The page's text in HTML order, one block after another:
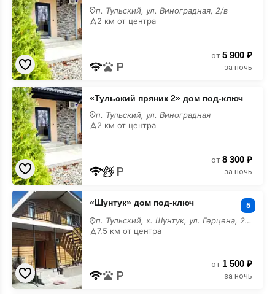
2»
дом
под-
ключ
п. Тульский, ул. Виноградная, 2/в
2 км от центра
от 5 900 ₽
за ночь
«Тульский
пряник
2»
дом
под-
ключ
«Тульский пряник 2» дом под-ключ
п. Тульский, ул. Виноградная
2 км от центра
от 8 300 ₽
за ночь
«Шунтук»
дом
под-
ключ
«Шунтук» дом под-ключ 5
п. Тульский, х. Шунтук, ул. Герцена, 22/А
7.5 км от центра
от 1 500 ₽
за ночь